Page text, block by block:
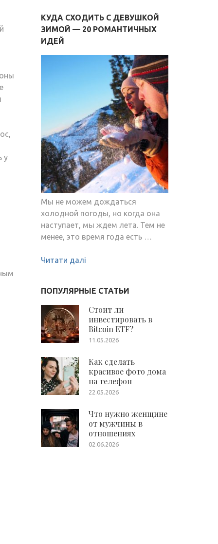
УСЛОВИЯХ
ЛУЧШИЕ
РЕЦЕПТЫ
у
КУДА СХОДИТЬ С ДЕВУШКОЙ
ЗИМОЙ — 20 РОМАНТИЧНЫХ
ИДЕЙ
Мы не можем дождаться
холодной погоды, но когда она
наступает, мы ждем лета. Тем не
менее, это время года есть …
Читати далі
ПОПУЛЯРНЫЕ СТАТЬИ
Стоит ли
инвестировать в
Bitcoin ETF?
11.05.2026
Как сделать
красивое фото дома
на телефон
22.05.2026
Что нужно женщине
от мужчины в
отношениях
02.06.2026